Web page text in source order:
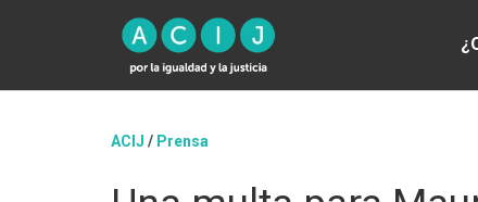
ACIJ / Prensa